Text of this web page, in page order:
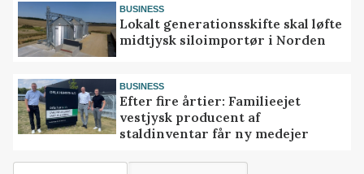
BUSINESS
Lokalt generationsskifte skal løfte
midtjysk siloimportør i Norden
BUSINESS
Efter fire årtier: Familieejet
vestjysk producent af
staldinventar får ny medejer